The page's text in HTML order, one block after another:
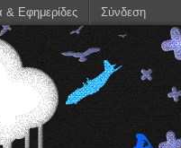
& Εφημερίδες Σύνδεση